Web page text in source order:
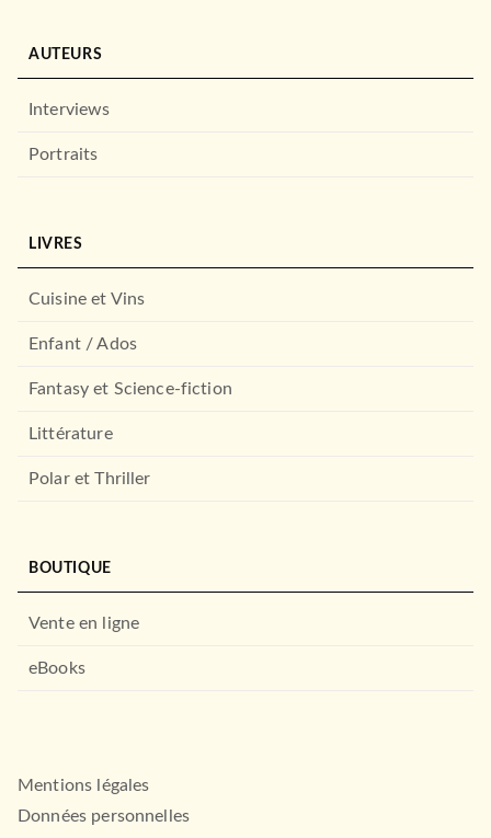
La Légende de Drizzt, T1 :
David Chandler
Cavalier Vert, T1 : Cavalier
AUTEURS
Interviews
Portraits
LIVRES
Cuisine et Vins
Enfant / Ados
Fantasy et Science-fiction
Littérature
Polar et Thriller
BOUTIQUE
Vente en ligne
eBooks
Mentions légales
Données personnelles